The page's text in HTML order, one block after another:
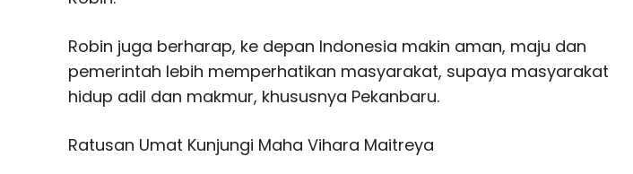
Robin juga berharap, ke depan Indonesia makin aman, maju dan
pemerintah lebih memperhatikan masyarakat, supaya masyarakat
hidup adil dan makmur, khususnya Pekanbaru.
Ratusan Umat Kunjungi Maha Vihara Maitreya